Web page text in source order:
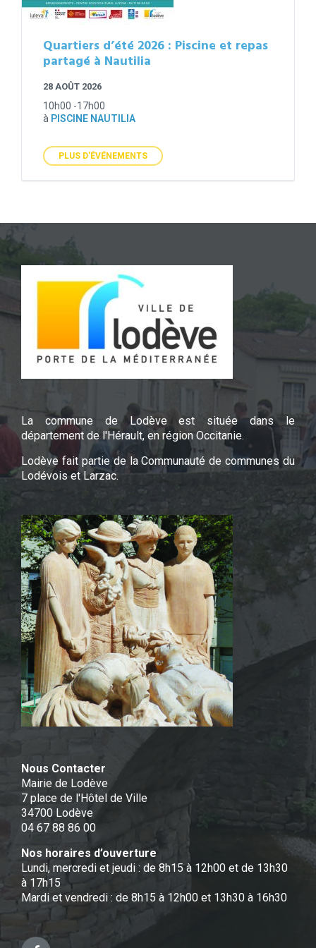
Quartiers d’été 2026 : Piscine et repas
partagé à Nautilia
28 AOÛT 2026
10h00 -17h00
à PISCINE NAUTILIA
PLUS D'ÉVÉNEMENTS
La commune de Lodève est située dans le
département de l'Hérault, en région Occitanie.
Lodève fait partie de la Communauté de communes du
Lodévois et Larzac.
Nous Contacter
Mairie de Lodève
7 place de l'Hôtel de Ville
34700 Lodève
04 67 88 86 00
Nos horaires d’ouverture
Lundi, mercredi et jeudi : de 8h15 à 12h00 et de 13h30
à 17h15
Mardi et vendredi : de 8h15 à 12h00 et 13h30 à 16h30